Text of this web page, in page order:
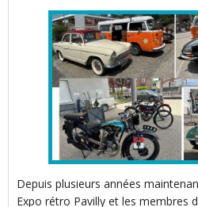
Depuis plusieurs années
Expo rétro Pavilly et les membres